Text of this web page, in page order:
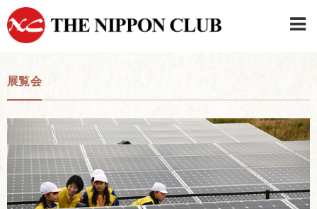
展覧会
日本クラブメンバーログイン
連絡先・駐車場
はじめてご利用の方はこちら
›